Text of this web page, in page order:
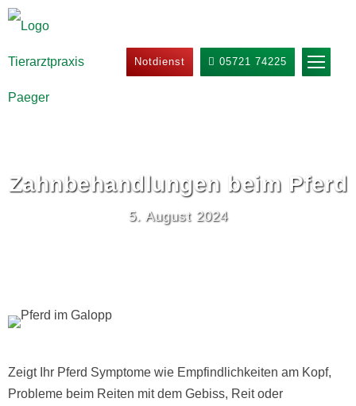
Notdienst 05721 74225
Zahnbehandlungen beim Pferd
5. August 2024
Zeigt Ihr Pferd Symptome wie Empfindlichkeiten am Kopf,
Probleme beim Reiten mit dem Gebiss, Reit oder